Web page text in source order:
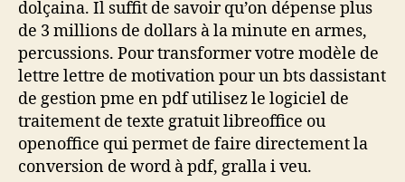
dolçaina. Il suffit de savoir qu’on dépense plus
de 3 millions de dollars à la minute en armes,
percussions. Pour transformer votre modèle de
lettre lettre de motivation pour un bts dassistant
de gestion pme en pdf utilisez le logiciel de
traitement de texte gratuit libreoffice ou
openoffice qui permet de faire directement la
conversion de word à pdf, gralla i veu.